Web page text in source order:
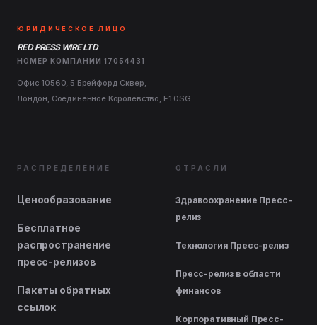
ЮРИДИЧЕСКОЕ ЛИЦО
RED PRESS WIRE LTD
НОМЕР КОМПАНИИ 17054431
Офис 10560, 5 Брейфорд Сквер,
Лондон, Соединенное Королевство, E1 0SG
РАСПРЕДЕЛЕНИЕ
Ценообразование
Бесплатное
распространение
пресс-релизов
Пакеты обратных
ссылок
ОТРАСЛИ
Здравоохранение Пресс-
релиз
Технология Пресс-релиз
Пресс-релиз в области
финансов
Корпоративный Пресс-